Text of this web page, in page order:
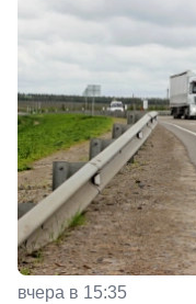
вчера в 15:35